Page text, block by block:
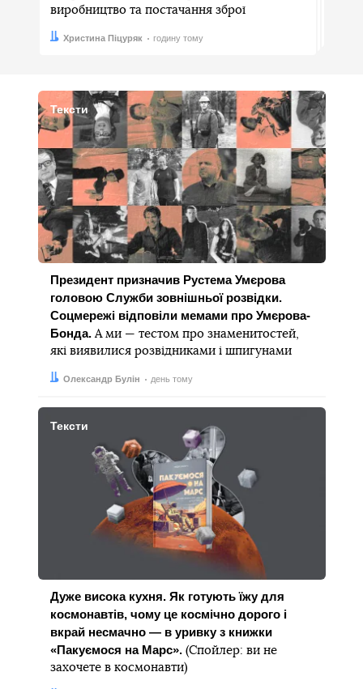
виробництво та постачання зброї
Автор:
Христина Піцуряк
Дата: годину тому
Тексти
Президент призначив Рустема Умєрова
головою Служби зовнішньої розвідки.
Соцмережі відповіли мемами про Умєрова-
Бонда.А ми — тестом про знаменитостей,
які виявилися розвідниками і шпигунами
Автор:
Олександр Булін
Дата: день тому
Тексти
Дуже висока кухня. Як готують їжу для
космонавтів, чому це космічно дорого і
вкрай несмачно — в уривку з книжки
«Пакуємося на Марс». (Спойлер: ви не
захочете в космонавти)